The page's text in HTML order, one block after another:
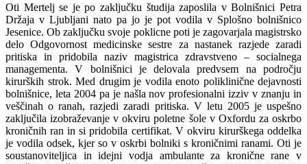
Oti Mertelj se je po zaključku študija zaposlila v Bolnišnici Petra
Držaja v Ljubljani nato pa jo je pot vodila v Splošno bolnišnico
Jesenice. Ob zaključku svoje poklicne poti je zagovarjala magistrsko
delo Odgovornost medicinske sestre za nastanek razjede zaradi
pritiska in pridobila naziv magistrica zdravstveno – socialnega
managementa. V bolnišnici je delovala predvsem na področju
kirurških strok. Med drugim je vodila enoto poliklinične dejavnosti
bolnišnice, leta 2004 pa je našla nov profesionalni izziv v znanju in
veščinah o ranah, razjedi zaradi pritiska. V letu 2005 je uspešno
zaključila izobraževanje v okviru poletne šole v Oxfordu za oskrbo
kroničnih ran in si pridobila certifikat. V okviru kirurškega oddelka
je vodila odsek, kjer so v oskrbi bolniki s kroničnimi ranami. Oti je
soustanoviteljica in idejni vodja ambulante za kronične rane v